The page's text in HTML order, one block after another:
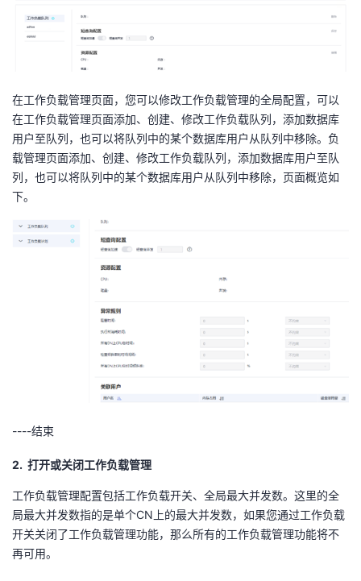
在工作负载管理页面，您可以修改工作负载管理的全局配置，可以
在工作负载管理页面添加、创建、修改工作负载队列，添加数据库
用户至队列，也可以将队列中的某个数据库用户从队列中移除。负
载管理页面添加、创建、修改工作负载队列，添加数据库用户至队
列，也可以将队列中的某个数据库用户从队列中移除，页面概览如
下。
----结束
2. 打开或关闭工作负载管理
工作负载管理配置包括工作负载开关、全局最大并发数。这里的全
局最大并发数指的是单个CN 上的最大并发数，如果您通过工作负载
开关关闭了工作负载管理功能，那么所有的工作负载管理功能将不
再可用。